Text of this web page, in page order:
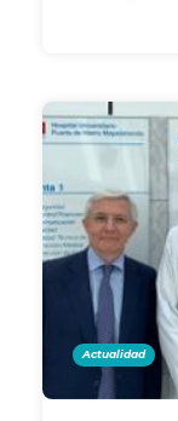
Actualidad